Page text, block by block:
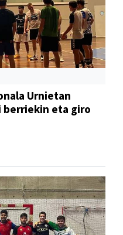
Urnietan
berriekin eta giro